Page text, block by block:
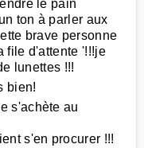
le pain
ton à parler aux
brave personne
file d'attente '!!!je
lunettes !!!
bien!
s'achète au
s'en procurer !!!